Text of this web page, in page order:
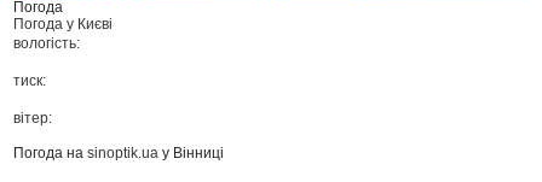
Погода
Погода у Києві
вологість:
тиск:
вітер:
Погода наsinoptik.ua у Вінниці